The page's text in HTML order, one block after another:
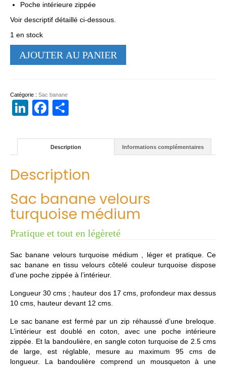
Poche intérieure zippée
Voir descriptif détaillé ci-dessous.
1 en stock
turquoise
médium
AJOUTER AU PANIER
Catégorie : Sac banane
LinkedIn
Facebook
Description Informations complémentaires
Description
Sac banane velours
turquoise médium
Pratique et tout en légèreté
Sac banane velours turquoise médium , léger et pratique. Ce
sac banane en tissu velours côtelé couleur turquoise dispose
d’une poche zippée à l’intérieur.
Longueur 30 cms ; hauteur dos 17 cms, profondeur max dessus
10 cms, hauteur devant 12 cms.
Le sac banane est fermé par un zip réhaussé d’une breloque.
L’intérieur est doublé en coton, avec une poche intérieure
zippée. Et la bandoulière, en sangle coton turquoise de 2.5 cms
de large, est réglable, mesure au maximum 95 cms de
longueur. La bandoulière comprend un mousqueton à une